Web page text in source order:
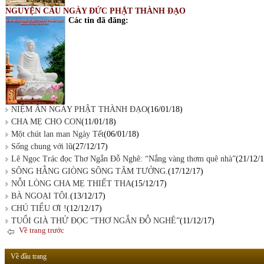
NGUYỆN CẦU NGÀY ĐỨC PHẬT THÀNH ĐẠO
Các tin đã đăng:
NIỆM ÂN NGÀY PHẬT THÀNH ĐẠO(16/01/18)
CHA MẸ CHO CON(11/01/18)
Một chút lan man Ngày Tết(06/01/18)
Sống chung với lũ(27/12/17)
Lê Ngọc Trác đọc Thơ Ngắn Đỗ Nghê: “Nắng vàng thơm quê nhà”(21/12/
SÔNG HẰNG GIÒNG SÔNG TÂM TƯỞNG.(17/12/17)
NỖI LÒNG CHA MẸ THIẾT THA(15/12/17)
BÀ NGOẠI TÔI.(13/12/17)
CHÚ TIỂU ƠI !(12/12/17)
TUỔI GIÀ THỬ ĐỌC “THƠ NGẮN ĐỖ NGHÊ”(11/12/17)
Về trang trước
Về đầu trang